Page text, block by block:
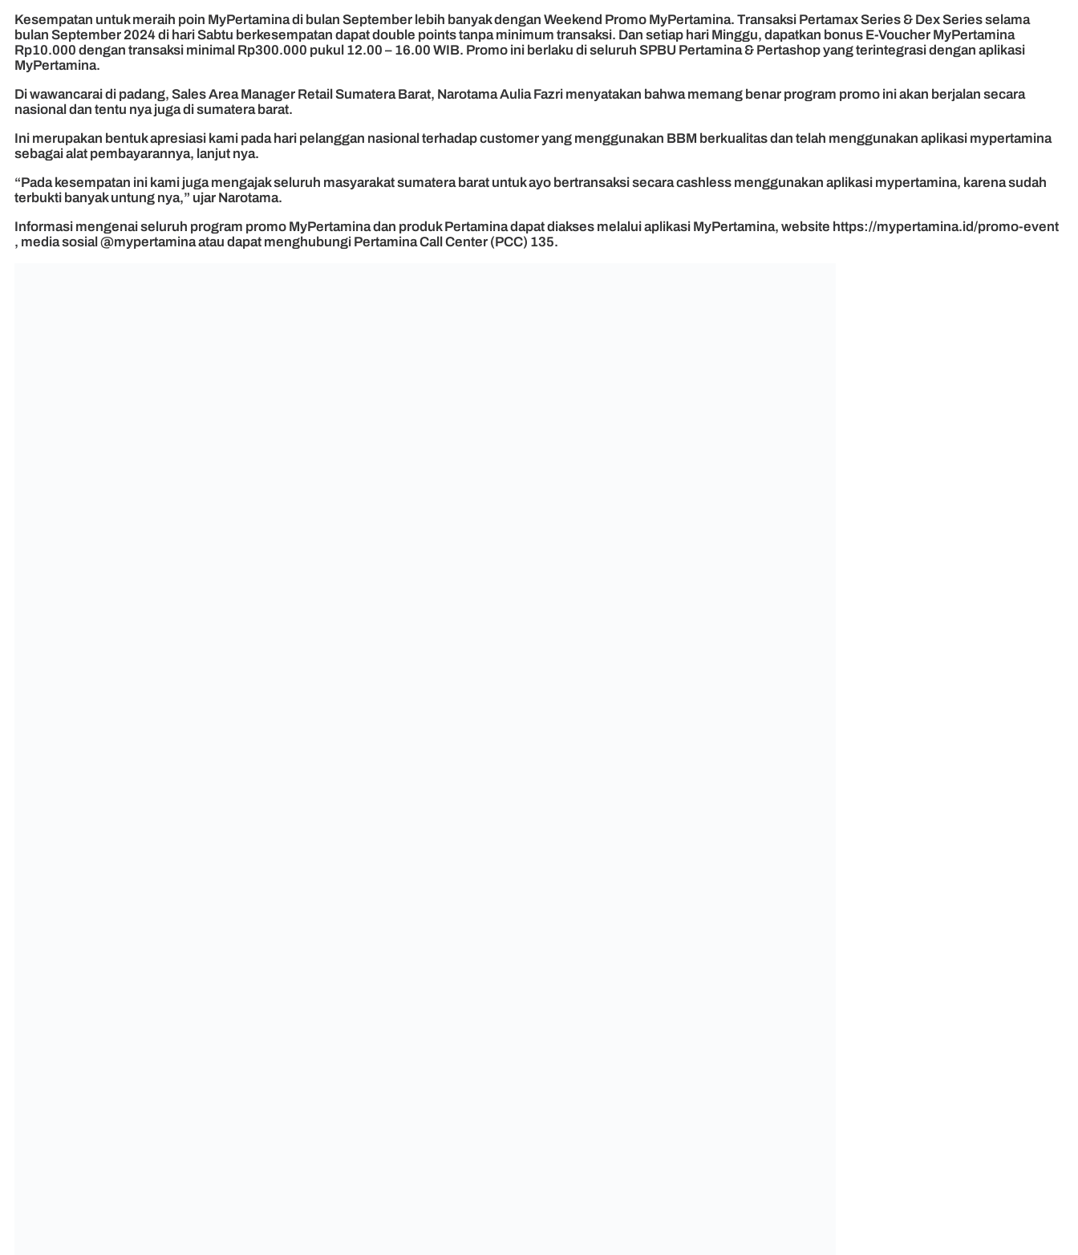
Kesempatan untuk meraih poin MyPertamina di bulan September lebih banyak dengan Weekend Promo MyPertamina. Transaksi Pertamax Series & Dex Series selama
bulan September 2024 di hari Sabtu berkesempatan dapat double points tanpa minimum transaksi. Dan setiap hari Minggu, dapatkan bonus E-Voucher MyPertamina
Rp10.000 dengan transaksi minimal Rp300.000 pukul 12.00 – 16.00 WIB. Promo ini berlaku di seluruh SPBU Pertamina & Pertashop yang terintegrasi dengan aplikasi
MyPertamina.
Di wawancarai di padang, Sales Area Manager Retail Sumatera Barat, Narotama Aulia Fazri menyatakan bahwa memang benar program promo ini akan berjalan secara
nasional dan tentu nya juga di sumatera barat.
Ini merupakan bentuk apresiasi kami pada hari pelanggan nasional terhadap customer yang menggunakan BBM berkualitas dan telah menggunakan aplikasi mypertamina
sebagai alat pembayarannya, lanjut nya.
“Pada kesempatan ini kami juga mengajak seluruh masyarakat sumatera barat untuk ayo bertransaksi secara cashless menggunakan aplikasi mypertamina, karena sudah
terbukti banyak untung nya,” ujar Narotama.
Informasi mengenai seluruh program promo MyPertamina dan produk Pertamina dapat diakses melalui aplikasi MyPertamina, website https://mypertamina.id/promo-event
, media sosial @mypertamina atau dapat menghubungi Pertamina Call Center (PCC) 135.